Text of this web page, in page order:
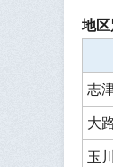
地
志
大
玉